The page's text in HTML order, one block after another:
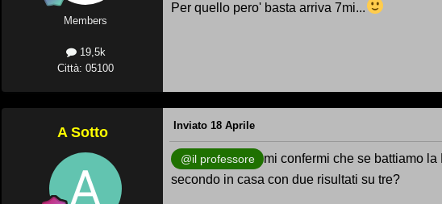
Members
19,5k
Città: 05100
Per quello pero' basta arriva 7mi...
A Sotto Inviato 18 Aprile
@il professore
mi confermi che se battiamo
secondo in casa con due risultati su tre?